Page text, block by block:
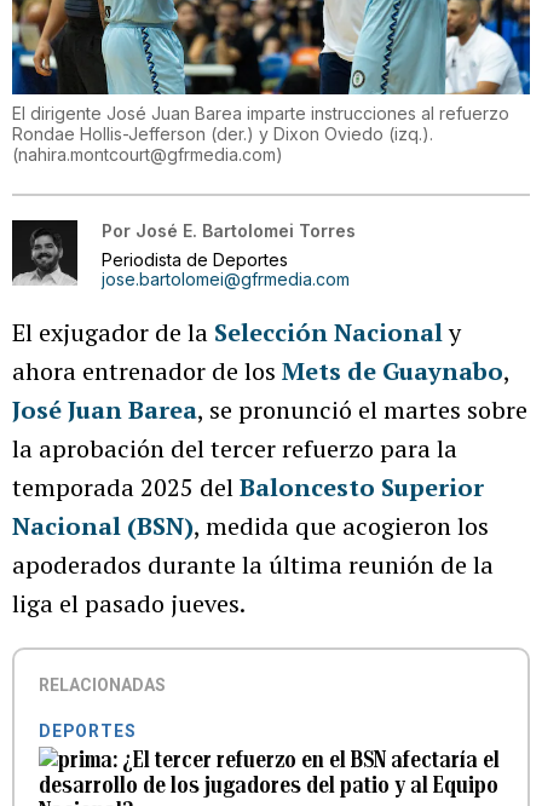
El dirigente José Juan Barea imparte instrucciones al refuerzo
Rondae Hollis-Jefferson (der.) y Dixon Oviedo (izq.).
(nahira.montcourt@gfrmedia.com)
Por José E. Bartolomei Torres
Periodista de Deportes
jose.bartolomei@gfrmedia.com
El exjugador de la Selección Nacionaly
ahora entrenador de los Mets de Guaynabo,
José Juan Barea, se pronunció el martes sobre
la aprobación del tercer refuerzo para la
temporada 2025 delBaloncesto Superior
Nacional (BSN), medida que acogieron los
apoderados durante la última reunión de la
liga el pasado jueves.
RELACIONADAS
DEPORTES
¿El tercer refuerzo en el BSN afectaría el
desarrollo de los jugadores del patio y al Equipo